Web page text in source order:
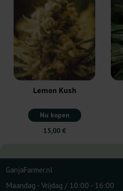
Lemon Kush
Nu kopen
15,00 €
GanjaFarmer.nl
Maandag - Vrijdag / 10:00 - 16:00